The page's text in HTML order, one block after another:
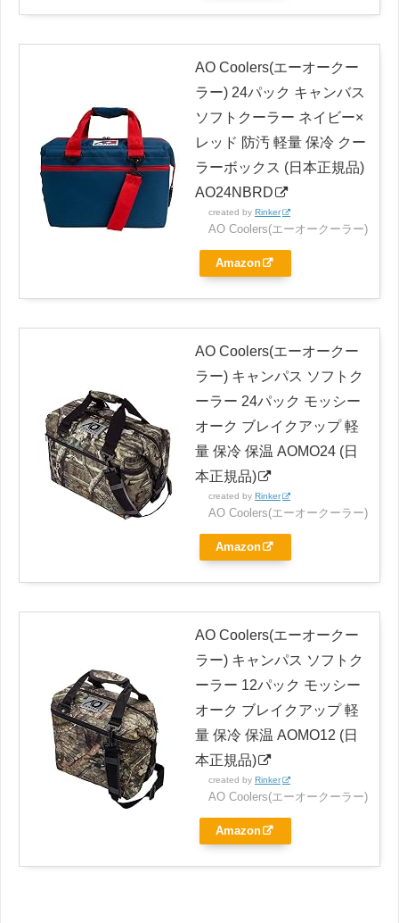
AO Coolers(エーオークー
ラー) 24パック キャンバス
ソフトクーラー ネイビー×
レッド 防汚 軽量 保冷 クー
ラーボックス (日本正規品)
AO24NBRD
created by Rinker
AO Coolers(エーオークーラー)
Amazon
AO Coolers(エーオークー
ラー) キャンパス ソフトク
ーラー 24パック モッシー
オーク ブレイクアップ 軽
量 保冷 保温 AOMO24 (日
本正規品)
created by Rinker
AO Coolers(エーオークーラー)
Amazon
AO Coolers(エーオークー
ラー) キャンパス ソフトク
ーラー 12パック モッシー
オーク ブレイクアップ 軽
量 保冷 保温 AOMO12 (日
本正規品)
created by Rinker
AO Coolers(エーオークーラー)
Amazon